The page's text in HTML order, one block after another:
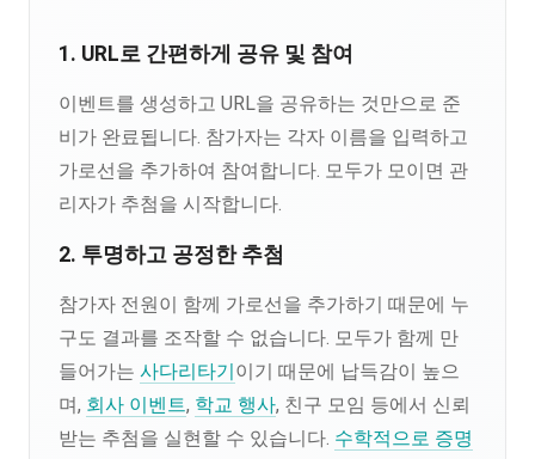
1. URL로 간편하게 공유 및 참여
이벤트를 생성하고 URL을 공유하는 것만으로 준
비가 완료됩니다. 참가자는 각자 이름을 입력하고
가로선을 추가하여 참여합니다. 모두가 모이면 관
리자가 추첨을 시작합니다.
2. 투명하고 공정한 추첨
참가자 전원이 함께 가로선을 추가하기 때문에 누
구도 결과를 조작할 수 없습니다. 모두가 함께 만
들어가는 사다리타기이기 때문에 납득감이 높으
며, 회사 이벤트, 학교 행사, 친구 모임 등에서 신뢰
받는 추첨을 실현할 수 있습니다. 수학적으로 증명